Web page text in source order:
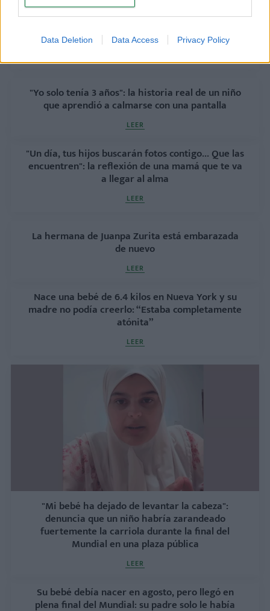
Data Deletion Data Access Privacy Policy
VIDEO | Nacen cuatrillizas idénticas de un único
óvulo fecundado: el caso de una entre 15 millones
y la parte que el viral no enseña
"Yo solo tenía 3 años": la historia real de un niño
que aprendió a calmarse con una pantalla
LEER
"Un día, tus hijos buscarán fotos contigo... Que las
encuentren": la reflexión de una mamá que te va
a llegar al alma
LEER
La hermana de Juanpa Zurita está embarazada
de nuevo
LEER
Nace una bebé de 6.4 kilos en Nueva York y su
madre no podía creerlo: “Estaba completamente
atónita”
LEER
"Mi bebé ha dejado de levantar la cabeza":
denuncia que un niño habría zarandeado
fuertemente la carriola durante la final del
Mundial en una plaza pública
LEER
Su bebé debía nacer en agosto, pero llegó en
plena final del Mundial: su padre solo le había